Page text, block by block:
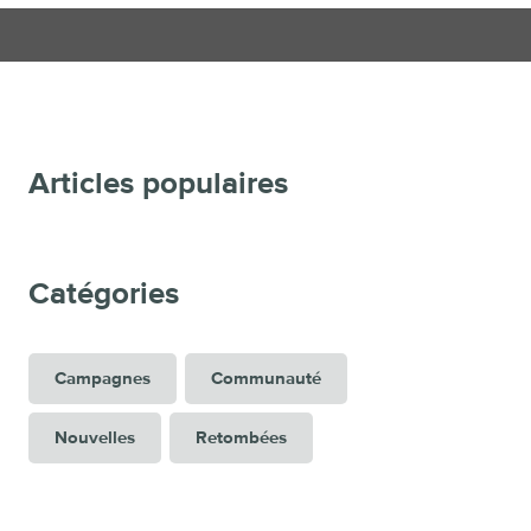
Articles populaires
Catégories
Campagnes Communauté
Nouvelles Retombées